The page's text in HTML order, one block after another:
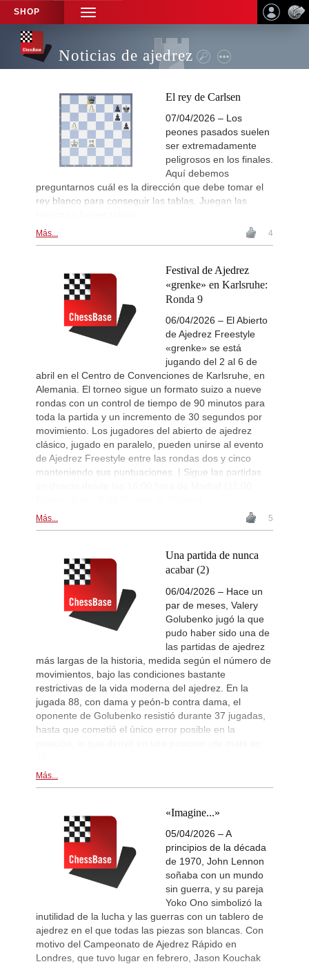
SHOP
TOGGLE
NAVIGATION
Noticias de ajedrez
El rey de Carlsen
07/04/2026 – Los
peones pasados suelen
ser extremadamente
peligrosos en los finales.
Aquí debemos
preguntarnos cuál es la dirección que debe tomar el
rey blanco para conseguir las tablas. Juegan las
Más... 4
Festival de Ajedrez
«grenke» en Karlsruhe:
Ronda 9
06/04/2026 – El Abierto
de Ajedrez Freestyle
«grenke» se está
jugando del 2 al 6 de
abril en el Centro de Convenciones de Karlsruhe, en
Alemania. El torneo sigue un formato suizo a nueve
rondas con un control de tiempo de 90 minutos para
toda la partida y un incremento de 30 segundos por
movimiento. Los jugadores del abierto de ajedrez
clásico, jugado en paralelo, pueden unirse al evento
de Ajedrez Freestyle entre las rondas dos y cinco
manteniendo sus puntuaciones. | Sigue las partidas
Más... 5
Una partida de nunca
acabar (2)
06/04/2026 – Hace un
par de meses, Valery
Golubenko jugó la que
pudo haber sido una de
las partidas de ajedrez
más largas de la historia, medida según el número de
movimientos, bajo las condiciones bastante
restrictivas de la vida moderna del ajedrez. En la
jugada 88, con dama y peón-b contra dama, el
oponente de Golubenko resistió durante 37 jugadas,
hasta que cometió el único error posible en la
Más...
«Imagine...»
05/04/2026 – A
principios de la década
de 1970, John Lennon
soñaba con un mundo
sin guerra, y su pareja
Yoko Ono simbolizó la
inutilidad de la lucha y las guerras con un tablero de
ajedrez en el que todas las piezas son blancas. Con
motivo del Campeonato de Ajedrez Rápido en
Londres, que tuvo lugar en febrero, Jason Kouchak